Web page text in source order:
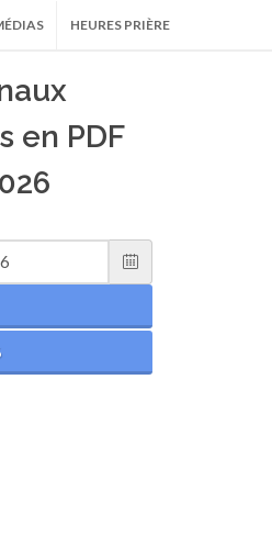
HEURES PRIÈRE
en PDF